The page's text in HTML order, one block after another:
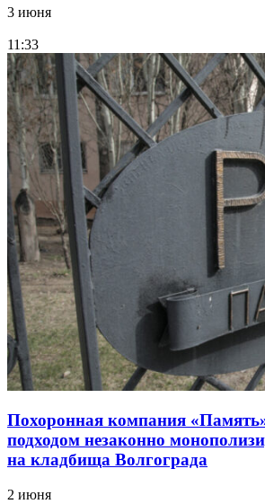
3 июня
11:33
Похоронная компания
подходом незаконно
на кладбища Волгограда
2 июня